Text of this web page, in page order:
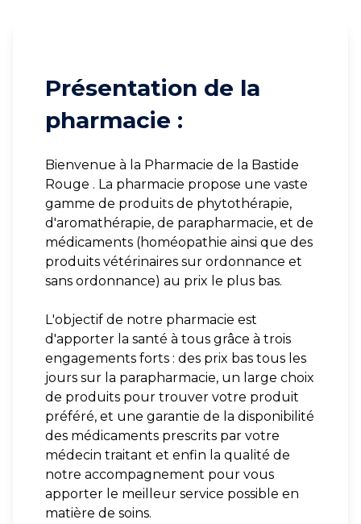
Présentation de la
pharmacie :
Bienvenue à la Pharmacie de la Bastide
Rouge . La pharmacie propose une vaste
gamme de produits de phytothérapie,
d'aromathérapie, de parapharmacie, et de
médicaments (homéopathie ainsi que des
produits vétérinaires sur ordonnance et
sans ordonnance) au prix le plus bas.
L'objectif de notre pharmacie est
d'apporter la santé à tous grâce à trois
engagements forts : des prix bas tous les
jours sur la parapharmacie, un large choix
de produits pour trouver votre produit
préféré, et une garantie de la disponibilité
des médicaments prescrits par votre
médecin traitant et enfin la qualité de
notre accompagnement pour vous
apporter le meilleur service possible en
matière de soins.